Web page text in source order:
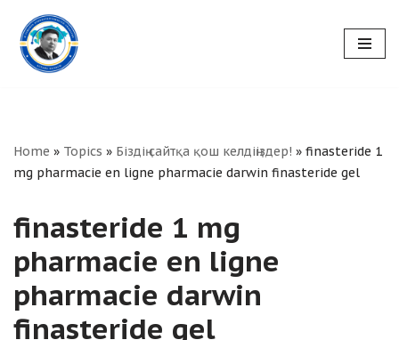
Skip
to
Home » Topics » Біздің сайтқа қош келдіңіздер! » finasteride 1
mg pharmacie en ligne pharmacie darwin finasteride gel
finasteride 1 mg
pharmacie en ligne
pharmacie darwin
finasteride gel